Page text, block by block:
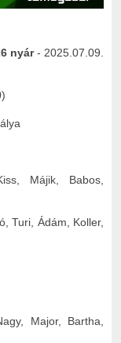
nyár - 2025.07.09.
Májik, Babos,
Turi, Ádám, Koller,
Major, Bartha,